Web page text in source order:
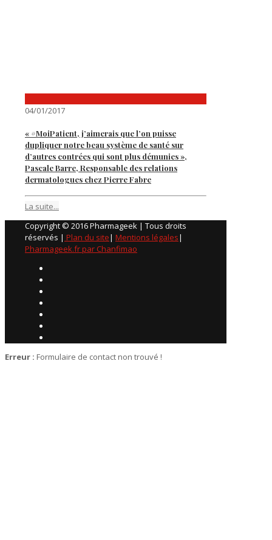
04/01/2017
« #MoiPatient, j’aimerais que l’on puisse
dupliquer notre beau système de santé sur
d’autres contrées qui sont plus démunies »,
Pascale Barre, Responsable des relations
dermatologues chez Pierre Fabre
La suite...
Copyright © 2016 Pharmageek | Tous droits
réservés | Plan du site| Mentions légales|
Pharmageek.fr par Chanfimao
Erreur : Formulaire de contact non trouvé !